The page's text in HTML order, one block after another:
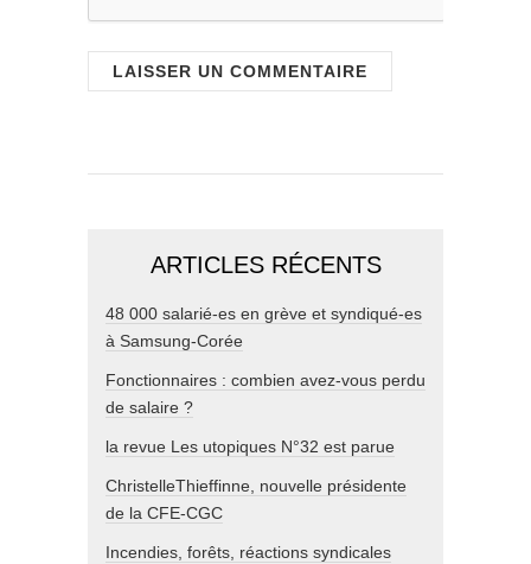
ARTICLES RÉCENTS
48 000 salarié-es en grève et syndiqué-es
à Samsung-Corée
Fonctionnaires : combien avez-vous perdu
de salaire ?
la revue Les utopiques N°32 est parue
ChristelleThieffinne, nouvelle présidente
de la CFE-CGC
Incendies, forêts, réactions syndicales